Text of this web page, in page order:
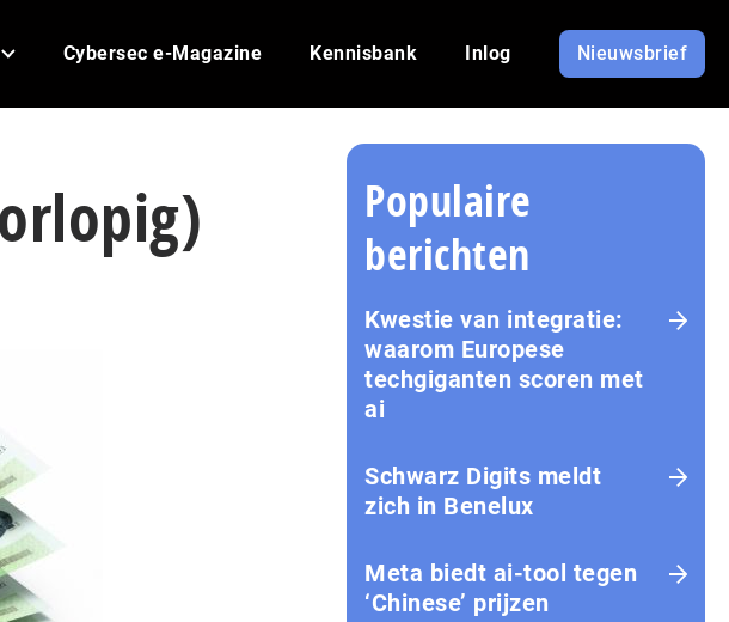
Cybersec e-Magazine Kennisbank Inlog Nieuwsbrief
Populaire
berichten
Kwestie van integratie:
waarom Europese
techgiganten scoren met
ai
Schwarz Digits meldt
zich in Benelux
Meta biedt ai-tool tegen
‘Chinese’ prijzen